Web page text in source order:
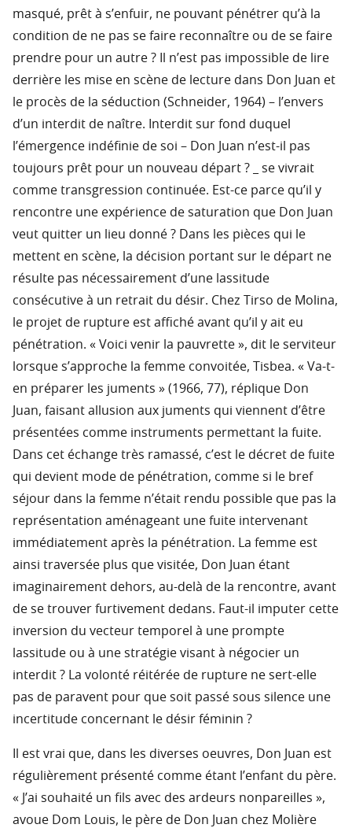
masqué, prêt à s’enfuir, ne pouvant pénétrer qu’à la
condition de ne pas se faire reconnaître ou de se faire
prendre pour un autre ? Il n’est pas impossible de lire
derrière les mise en scène de lecture dans Don Juan et
le procès de la séduction (Schneider, 1964) – l’envers
d’un interdit de naître. Interdit sur fond duquel
l’émergence indéfinie de soi – Don Juan n’est-il pas
toujours prêt pour un nouveau départ ? _ se vivrait
comme transgression continuée. Est-ce parce qu’il y
rencontre une expérience de saturation que Don Juan
veut quitter un lieu donné ? Dans les pièces qui le
mettent en scène, la décision portant sur le départ ne
résulte pas nécessairement d’une lassitude
consécutive à un retrait du désir. Chez Tirso de Molina,
le projet de rupture est affiché avant qu’il y ait eu
pénétration. « Voici venir la pauvrette », dit le serviteur
lorsque s’approche la femme convoitée, Tisbea. « Va-t-
en préparer les juments » (1966, 77), réplique Don
Juan, faisant allusion aux juments qui viennent d’être
présentées comme instruments permettant la fuite.
Dans cet échange très ramassé, c’est le décret de fuite
qui devient mode de pénétration, comme si le bref
séjour dans la femme n’était rendu possible que pas la
représentation aménageant une fuite intervenant
immédiatement après la pénétration. La femme est
ainsi traversée plus que visitée, Don Juan étant
imaginairement dehors, au-delà de la rencontre, avant
de se trouver furtivement dedans. Faut-il imputer cette
inversion du vecteur temporel à une prompte
lassitude ou à une stratégie visant à négocier un
interdit ? La volonté réitérée de rupture ne sert-elle
pas de paravent pour que soit passé sous silence une
incertitude concernant le désir féminin ?
Il est vrai que, dans les diverses oeuvres, Don Juan est
régulièrement présenté comme étant l’enfant du père.
« J’ai souhaité un fils avec des ardeurs nonpareilles »,
avoue Dom Louis, le père de Don Juan chez Molière